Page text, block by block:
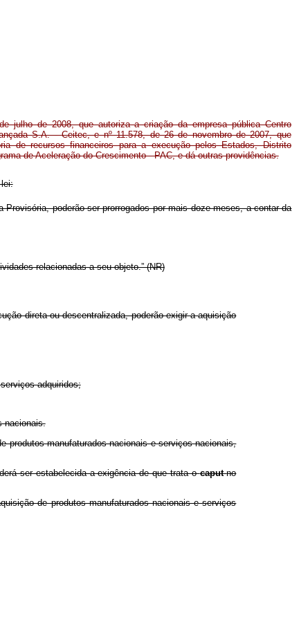
julho de 2008, que autoriza a criação da empresa pública Centro
S.A. - Ceitec, e nº 11.578, de 26 de novembro de 2007, que
de recursos financeiros para a execução pelos Estados, Distrito
de Aceleração do Crescimento - PAC, e dá outras providências.
poderão ser prorrogados por mais doze meses, a contar da
relacionadas a seu objeto.” (NR)
direta ou descentralizada, poderão exigir a aquisição
adquiridos;
nacionais.
produtos manufaturados nacionais e serviços nacionais,
ser estabelecida a exigência de que trata ocaputno
de produtos manufaturados nacionais e serviços